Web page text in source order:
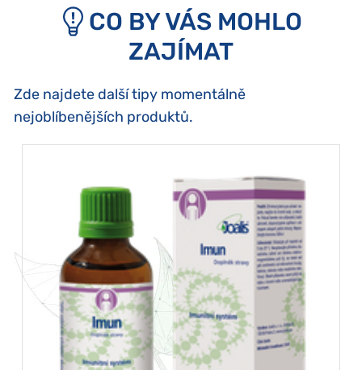
CO BY VÁS MOHLO
ZAJÍMAT
Zde najdete další tipy momentálně
nejoblíbenějších produktů.